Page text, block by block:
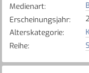
Medienart:
Erscheinungsjahr:
Alterskategorie:
Reihe: